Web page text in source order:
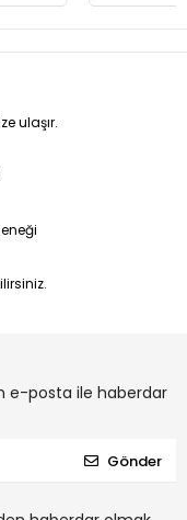
ulaşır.
e-posta ile haberdar
Gönder